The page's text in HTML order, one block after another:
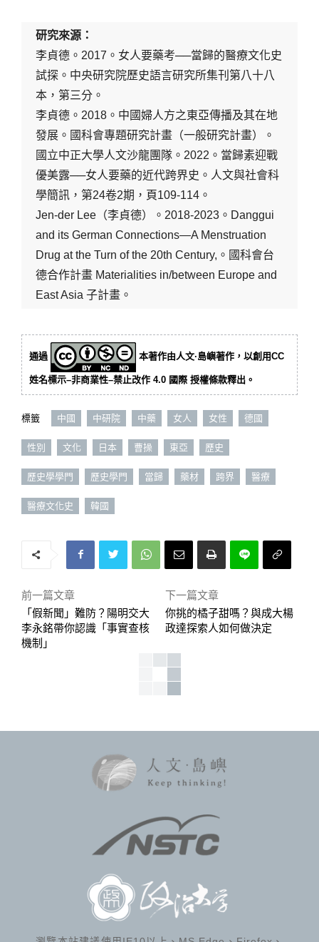
研究來源：
李貞德。2017。女人要藥考──當歸的醫療文化史
試探。中央研究院歷史語言研究所集刊第八十八
本，第三分。
李貞德。2018。中國婦人方之東亞傳播及其在地
發展。國科會專題研究計畫（一般研究計畫）。
國立中正大學人文沙龍團隊。2022。當歸素迎戰
優美露──女人要藥的近代跨界史。人文與社會科
學簡訊，第24卷2期，頁109-114。
Jen-der Lee（李貞德）。2018-2023。Danggui
and its German Connections—A Menstruation
Drug at the Turn of the 20th Century,。國科會台
德合作計畫 Materialities in/between Europe and
East Asia 子計畫。
通過 本著作由人文·島嶼著作，以創用CC
姓名標示–非商業性–禁止改作 4.0 國際 授權條款釋出。
標籤 中國 中研院 中藥 女人 女性 德國
性別 文化 日本 曹操 東亞 歷史
歷史學學門 歷史學門 當歸 藥材 跨界 醫療
醫療文化史 韓國
前一篇文章
「假新聞」難防？陽明交大
李永銘帶你認識「事實查核
機制」
下一篇文章
你挑的橘子甜嗎？與成大楊
政達探索人如何做決定